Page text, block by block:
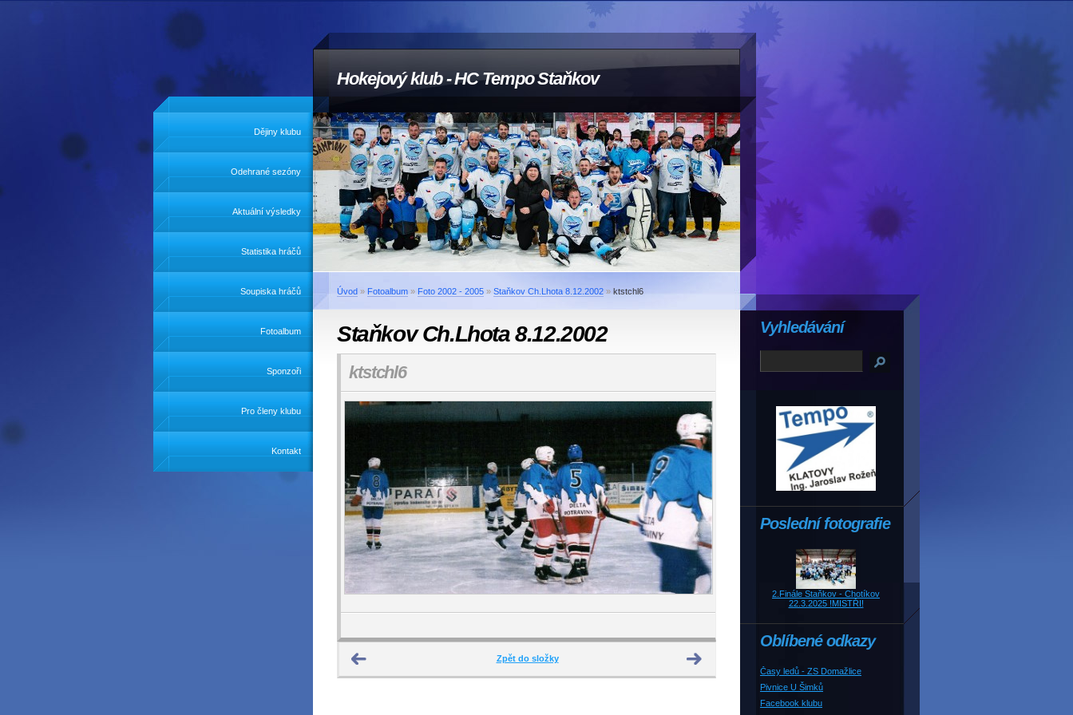
Hokejový klub - HC Tempo Staňkov
Dějiny klubu
Odehrané sezóny
Aktuální výsledky
Statistika hráčů
Soupiska hráčů
Fotoalbum
Sponzoři
Pro členy klubu
Kontakt
Úvod » Fotoalbum » Foto 2002 - 2005 » Staňkov Ch.Lhota 8.12.2002 » ktstchl6
Staňkov Ch.Lhota 8.12.2002
ktstchl6
Zpět do složky
Poslední fotografie
2.Finále Staňkov - Chotíkov
22.3.2025 !MISTŘI!
Oblíbené odkazy
Časy ledů - ZS Domažlice
Pivnice U Šimků
Facebook klubu
Vyhledávání